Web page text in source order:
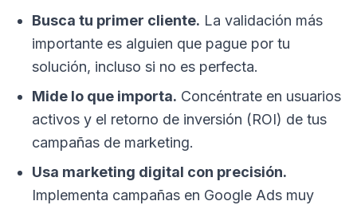
Busca tu primer cliente. La validación más
importante es alguien que pague por tu
solución, incluso si no es perfecta.
Mide lo que importa. Concéntrate en usuarios
activos y el retorno de inversión (ROI) de tus
campañas de marketing.
Usa marketing digital con precisión.
Implementa campañas en Google Ads muy